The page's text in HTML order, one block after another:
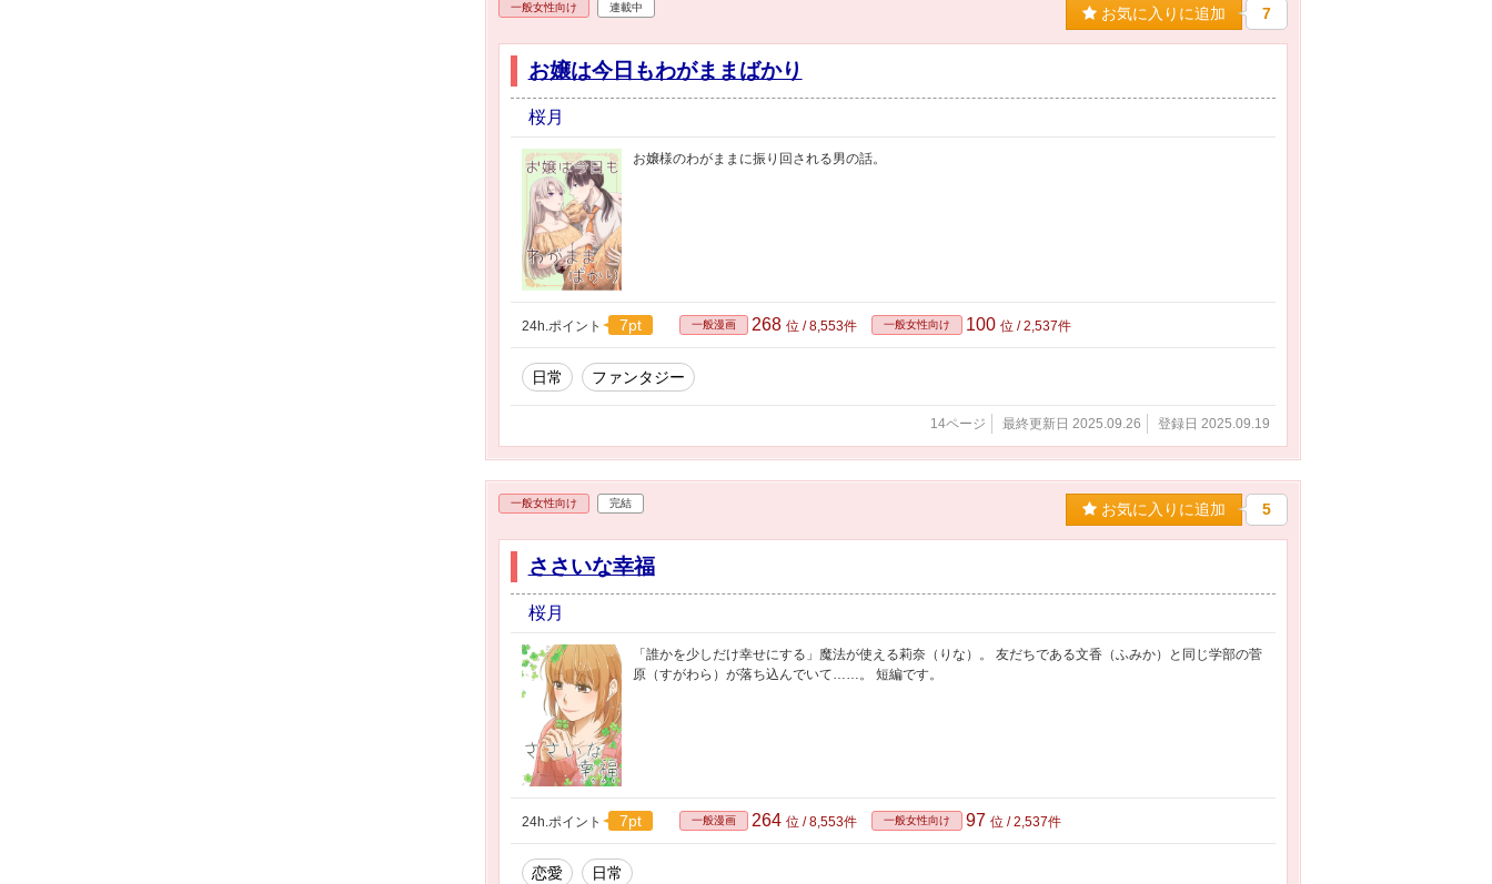
一般女性向け 連載中 お気に入りに追加 7
お嬢は今日もわがままばかり
桜月
お嬢様のわがままに振り回される男の話。
24h.ポイント 7pt 一般漫画 268 位 / 8,553件 一般女性向け 100 位 / 2,537件
日常 ファンタジー
14ページ 最終更新日 2025.09.26 登録日 2025.09.19
一般女性向け 完結 お気に入りに追加 5
ささいな幸福
桜月
「誰かを少しだけ幸せにする」魔法が使える莉奈（りな）。 友だちである文香（ふみか）と同じ学部の菅
原（すがわら）が落ち込んでいて……。 短編です。
24h.ポイント 7pt 一般漫画 264 位 / 8,553件 一般女性向け 97 位 / 2,537件
恋愛 日常